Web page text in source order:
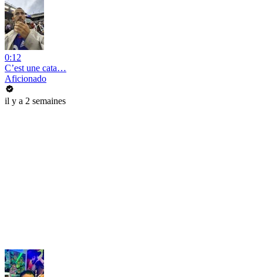
0:12
C’est une cata…
Aficionado
il y a 2 semaines